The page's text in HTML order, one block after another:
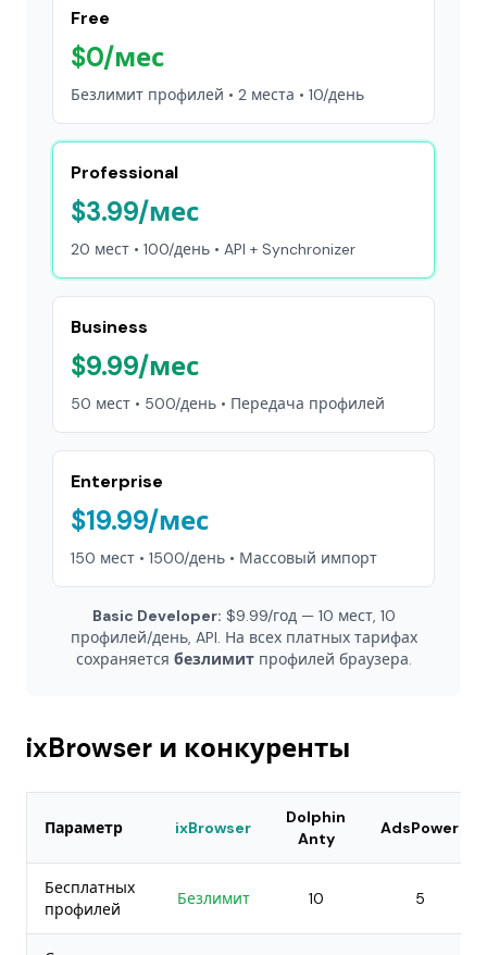
Free
$0/мес
Безлимит профилей • 2 места • 10/день
Professional
$3.99/мес
20 мест • 100/день • API + Synchronizer
Business
$9.99/мес
50 мест • 500/день • Передача профилей
Enterprise
$19.99/мес
150 мест • 1500/день • Массовый импорт
Basic Developer: $9.99/год — 10 мест, 10
профилей/день, API. На всех платных тарифах
сохраняется безлимитпрофилей браузера.
ixBrowser и конкуренты
Параметр ixBrowser
Dolphin
Anty
AdsPower
Бесплатных
профилей
Безлимит 10 5